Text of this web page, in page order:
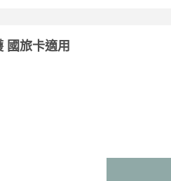
國旅卡適用